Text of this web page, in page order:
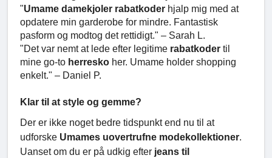
"Umame damekjoler rabatkoder hjalp mig med at
opdatere min garderobe for mindre. Fantastisk
pasform og modtog det rettidigt." – Sarah L.
"Det var nemt at lede efter legitime rabatkoder til
mine go-to herresko her. Umame holder shopping
enkelt." – Daniel P.
Klar til at style og gemme?
Der er ikke noget bedre tidspunkt end nu til at
udforske Umames uovertrufne modekollektioner.
Uanset om du er på udkig efter jeans til